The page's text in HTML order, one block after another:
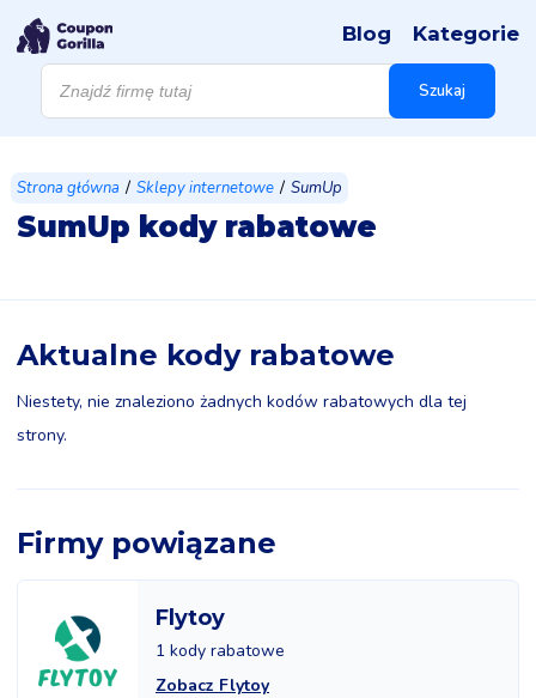
Wyszukiwarka
produktów Szukaj
Blog Kategorie
Strona główna / Sklepy internetowe / SumUp
SumUp kody rabatowe
Aktualne kody rabatowe
Niestety, nie znaleziono żadnych kodów rabatowych dla tej
strony.
Firmy powiązane
Flytoy
1 kody rabatowe
Zobacz Flytoy